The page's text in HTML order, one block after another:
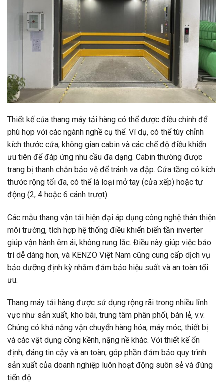
Thiết kế của thang máy tải hàng có thể được điều chỉnh để
phù hợp với các ngành nghề cụ thể. Ví dụ, có thể tùy chỉnh
kích thước cửa, không gian cabin và các chế độ điều khiển
ưu tiên để đáp ứng nhu cầu đa dạng. Cabin thường được
trang bị thanh chắn bảo vệ để tránh va đập. Cửa tầng có kích
thước rộng tối đa, có thể là loại mở tay (cửa xếp) hoặc tự
động (2, 4 hoặc 6 cánh trượt).
Các mẫu thang vận tải hiện đại áp dụng công nghệ thân thiện
môi trường, tích hợp hệ thống điều khiển biến tần inverter
giúp vận hành êm ái, không rung lắc. Điều này giúp việc bảo
trì dễ dàng hơn, và KENZO Việt Nam cũng cung cấp dịch vụ
bảo dưỡng định kỳ nhằm đảm bảo hiệu suất và an toàn tối
ưu.
Thang máy tải hàng được sử dụng rộng rãi trong nhiều lĩnh
vực như sản xuất, kho bãi, trung tâm phân phối, bán lẻ, v.v.
Chúng có khả năng vận chuyển hàng hóa, máy móc, thiết bị
và các vật dụng cồng kềnh, nặng nề khác. Với thiết kế ổn
định, đáng tin cậy và an toàn, góp phần đảm bảo quy trình
sản xuất của doanh nghiệp luôn hoạt động suôn sẻ và đúng
tiến độ.